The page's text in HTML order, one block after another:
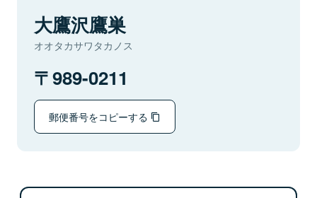
大鷹沢鷹巣
オオタカサワタカノス
989-0211
郵便番号をコピーする